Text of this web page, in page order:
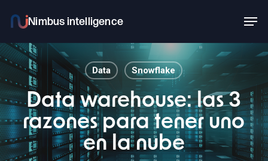
main
content
Data Snowflake
Data warehouse: las 3
razones para tener uno
en la nube